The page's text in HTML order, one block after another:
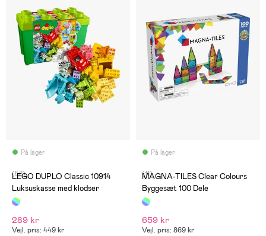
På lager
(58)
LEGO DUPLO Classic 10914
Luksuskasse med klodser
289 kr
Vejl. pris: 449 kr
På lager
(11)
MAGNA-TILES Clear Colours
Byggesæt 100 Dele
659 kr
Vejl. pris: 869 kr